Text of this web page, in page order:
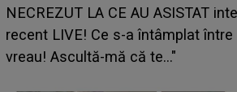
UNTOLD ONE de Zara Larsson?
ce i-a spus artista suedeză în
pregătită...”